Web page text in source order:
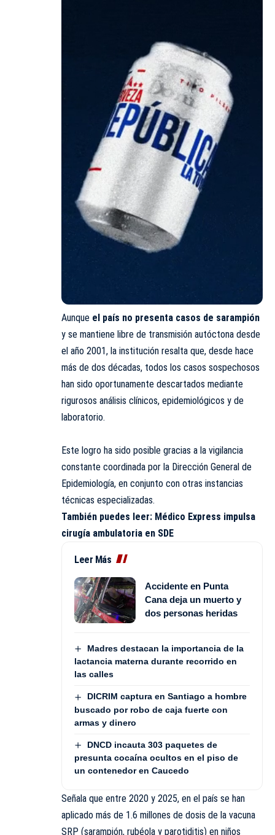
Aunque el país no presenta casos de sarampión
y se mantiene libre de transmisión autóctona desde
el año 2001, la institución resalta que, desde hace
más de dos décadas, todos los casos sospechosos
han sido oportunamente descartados mediante
rigurosos análisis clínicos, epidemiológicos y de
laboratorio.
Este logro ha sido posible gracias a la vigilancia
constante coordinada por la Dirección General de
Epidemiología, en conjunto con otras instancias
técnicas especializadas.
También puedes leer: Médico Express impulsa
cirugía ambulatoria en SDE
Leer Más
Accidente en Punta
Cana deja un muerto y
dos personas heridas
Madres destacan la importancia de la
lactancia materna durante recorrido en
las calles
DICRIM captura en Santiago a hombre
buscado por robo de caja fuerte con
armas y dinero
DNCD incauta 303 paquetes de
presunta cocaína ocultos en el piso de
un contenedor en Caucedo
Señala que entre 2020 y 2025, en el país se han
aplicado más de 1.6 millones de dosis de la vacuna
SRP (sarampión, rubéola y parotiditis) en niños